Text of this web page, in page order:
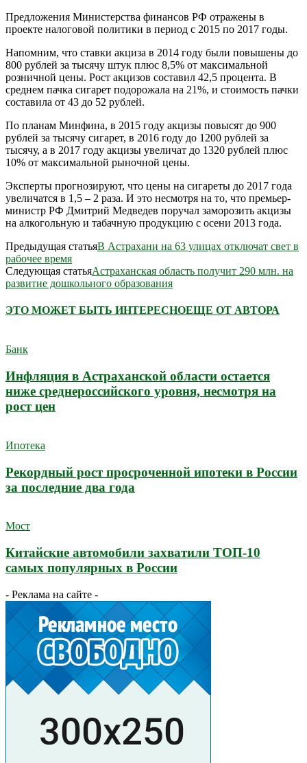
Предложения Министерства финансов РФ отражены в
проекте налоговой политики в период с 2015 по 2017 годы.
Напомним, что ставки акциза в 2014 году были повышены до
800 рублей за тысячу штук плюс 8,5% от максимальной
розничной цены. Рост акцизов составил 42,5 процента. В
среднем пачка сигарет подорожала на 21%, и стоимость пачки
составила от 43 до 52 рублей.
По планам Минфина, в 2015 году акцизы повысят до 900
рублей за тысячу сигарет, в 2016 году до 1200 рублей за
тысячу, а в 2017 году акцизы увеличат до 1320 рублей плюс
10% от максимальной рыночной цены.
Эксперты прогнозируют, что цены на сигареты до 2017 года
увеличатся в 1,5 – 2 раза. И это несмотря на то, что премьер-
министр РФ Дмитрий Медведев поручал заморозить акцизы
на алкогольную и табачную продукцию с осени 2013 года.
Предыдущая статьяВ Астрахани на 63 улицах отключат свет в
рабочее время
Следующая статьяАстраханская область получит 290 млн. на
развитие дошкольного образования
ЭТО МОЖЕТ БЫТЬ ИНТЕРЕСНОЕЩЕ ОТ АВТОРА
Банк
Инфляция в Астраханской области остается
ниже среднероссийского уровня, несмотря на
рост цен
Ипотека
Рекордный рост просроченной ипотеки в России
за последние два года
Мост
Китайские автомобили захватили ТОП-10
самых популярных в России
- Реклама на сайте -